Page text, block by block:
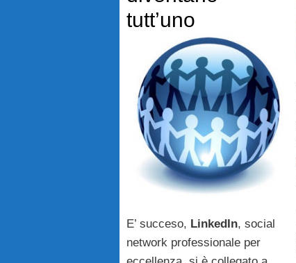
tutt’uno
E’ succeso, LinkedIn, social
network professionale per